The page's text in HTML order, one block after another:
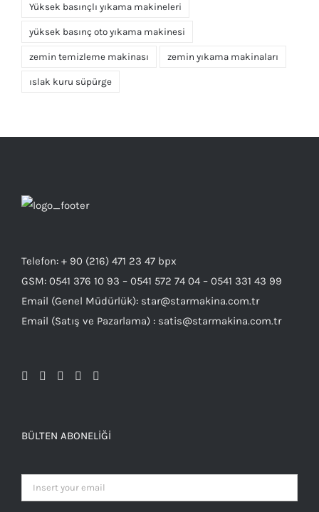
Yüksek basınçlı yıkama makineleri
yüksek basınç oto yıkama makinesi
zemin temizleme makinası zemin yıkama makinaları
ıslak kuru süpürge
Telefon: + 90 (216) 471 23 47 bpx
GSM: 0541 376 10 93 – 0541 572 74 04 – 0541 331 43 99
Email (Genel Müdürlük): star@starmakina.com.tr
Email (Satış ve Pazarlama) : satis@starmakina.com.tr
BÜLTEN ABONELIĞI